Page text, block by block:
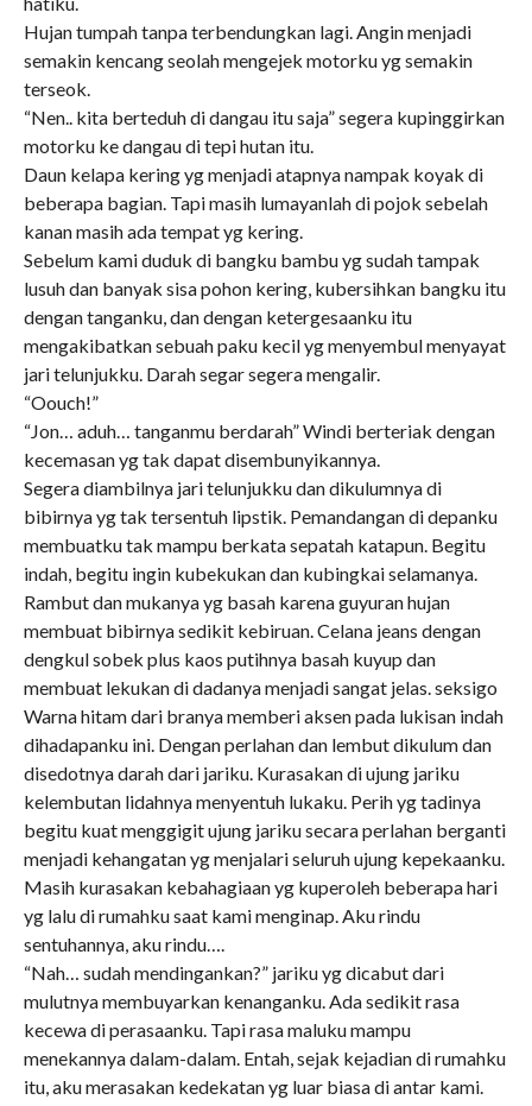
Hujan tumpah tanpa terbendungkan lagi. Angin menjadi
semakin kencang seolah mengejek motorku yg semakin
terseok.
“Nen.. kita berteduh di dangau itu saja” segera kupinggirkan
motorku ke dangau di tepi hutan itu.
Daun kelapa kering yg menjadi atapnya nampak koyak di
beberapa bagian. Tapi masih lumayanlah di pojok sebelah
kanan masih ada tempat yg kering.
Sebelum kami duduk di bangku bambu yg sudah tampak
lusuh dan banyak sisa pohon kering, kubersihkan bangku itu
dengan tanganku, dan dengan ketergesaanku itu
mengakibatkan sebuah paku kecil yg menyembul menyayat
jari telunjukku. Darah segar segera mengalir.
“Oouch!”
“Jon… aduh… tanganmu berdarah” Windi berteriak dengan
kecemasan yg tak dapat disembunyikannya.
Segera diambilnya jari telunjukku dan dikulumnya di
bibirnya yg tak tersentuh lipstik. Pemandangan di depanku
membuatku tak mampu berkata sepatah katapun. Begitu
indah, begitu ingin kubekukan dan kubingkai selamanya.
Rambut dan mukanya yg basah karena guyuran hujan
membuat bibirnya sedikit kebiruan. Celana jeans dengan
dengkul sobek plus kaos putihnya basah kuyup dan
membuat lekukan di dadanya menjadi sangat jelas. seksigo
Warna hitam dari branya memberi aksen pada lukisan indah
dihadapanku ini. Dengan perlahan dan lembut dikulum dan
disedotnya darah dari jariku. Kurasakan di ujung jariku
kelembutan lidahnya menyentuh lukaku. Perih yg tadinya
begitu kuat menggigit ujung jariku secara perlahan berganti
menjadi kehangatan yg menjalari seluruh ujung kepekaanku.
Masih kurasakan kebahagiaan yg kuperoleh beberapa hari
yg lalu di rumahku saat kami menginap. Aku rindu
sentuhannya, aku rindu….
“Nah… sudah mendingankan?” jariku yg dicabut dari
mulutnya membuyarkan kenanganku. Ada sedikit rasa
kecewa di perasaanku. Tapi rasa maluku mampu
menekannya dalam-dalam. Entah, sejak kejadian di rumahku
itu, aku merasakan kedekatan yg luar biasa di antar kami.